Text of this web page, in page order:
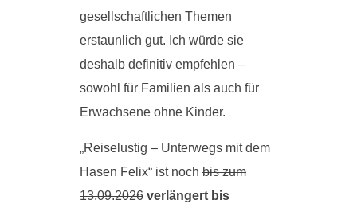
gesellschaftlichen Themen
erstaunlich gut. Ich würde sie
deshalb definitiv empfehlen –
sowohl für Familien als auch für
Erwachsene ohne Kinder.
„Reiselustig – Unterwegs mit dem
Hasen Felix“ ist noch bis zum
13.09.2026 verlängert bis